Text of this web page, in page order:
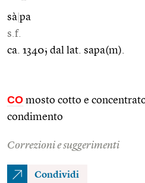
sà pa
s.f.
ca. 1340; dal lat. sapa(m).
CO mosto cotto e
condimento
Correzioni e suggerimenti
Condividi